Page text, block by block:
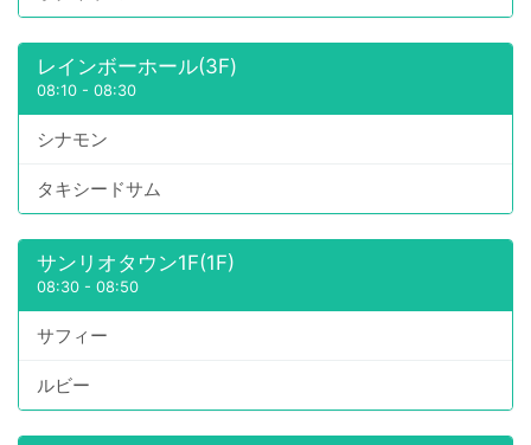
レインボーホール(3F)
08:10 - 08:30
シナモン
タキシードサム
サンリオタウン1F(1F)
08:30 - 08:50
サフィー
ルビー